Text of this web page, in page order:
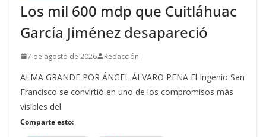
Los mil 600 mdp que Cuitláhuac
García Jiménez desapareció
7 de agosto de 2026 Redacción
ALMA GRANDE POR ÁNGEL ÁLVARO PEÑA El Ingenio San
Francisco se convirtió en uno de los compromisos más
visibles del
Comparte esto: